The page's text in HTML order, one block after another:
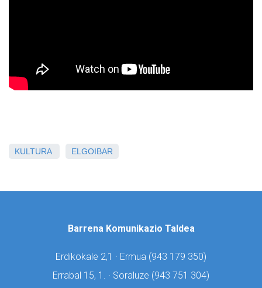
KULTURA ELGOIBAR
Barrena Komunikazio Taldea
Erdikokale 2,1 · Ermua (943 179 350)
Errabal 15, 1. · Soraluze (943 751 304)